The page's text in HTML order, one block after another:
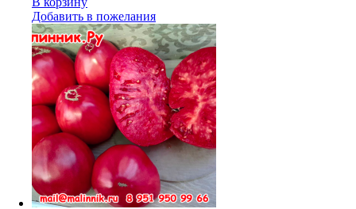
Добавить в пожелания